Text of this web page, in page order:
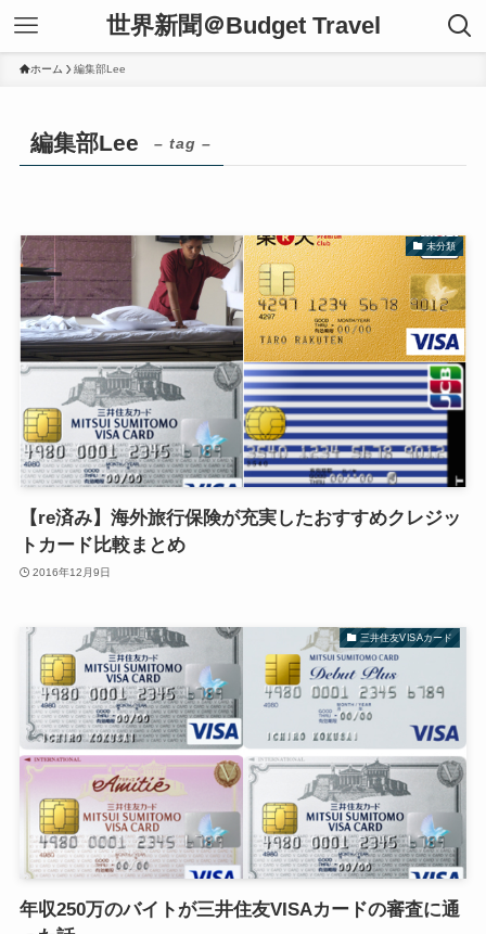
世界新聞＠Budget Travel
ホーム 編集部Lee
編集部Lee – tag –
未分類
【re済み】海外旅行保険が充実したおすすめクレジッ
トカード比較まとめ
2016年12月9日
三井住友VISAカード
年収250万のバイトが三井住友VISAカードの審査に通